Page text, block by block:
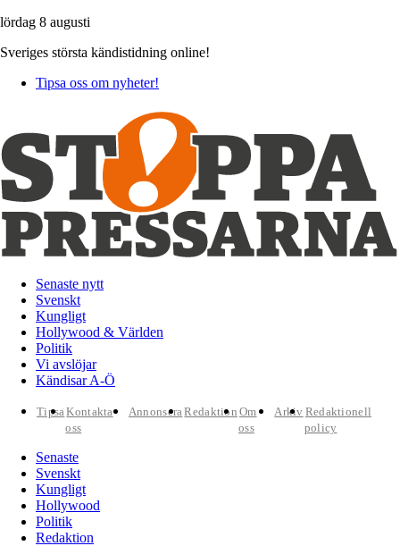
lördag 8 augusti
Sveriges största kändistidning online!
Tipsa oss om nyheter!
Senaste nytt
Svenskt
Kungligt
Hollywood & Världen
Politik
Vi avslöjar
Kändisar A-Ö
TipsaKontakta
oss
AnnonseraRedaktion Om
oss
Arkiv Redaktionell
policy
Senaste
Svenskt
Kungligt
Hollywood
Politik
Redaktion